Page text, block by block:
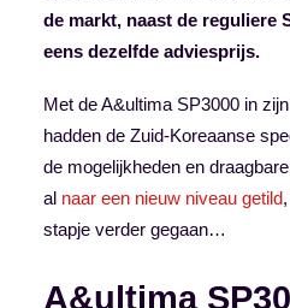
de markt, naast de reguliere
eens dezelfde adviesprijs.
Met de A&ultima SP3000 in zijn
hadden de Zuid-Koreaanse
de mogelijkheden en
al naar een nieuw niveau getild
stapje verder gegaan…
A&ultima